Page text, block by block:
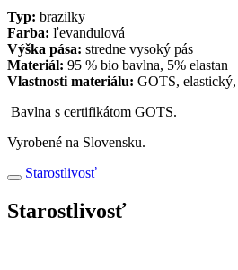
Typ: brazilky
Farba: ľevandulová
Výška pása: stredne vysoký pás
Materiál: 95 % bio bavlna, 5% elastan
Vlastnosti materiálu: GOTS,
Bavlna s certifikátom GOTS.
Vyrobené na Slovensku.
Starostlivosť
Starostlivosť